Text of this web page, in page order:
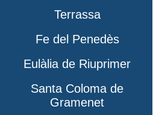
Terrassa
Fe del Penedès
Eulàlia de Riuprimer
Santa Coloma de
Gramenet